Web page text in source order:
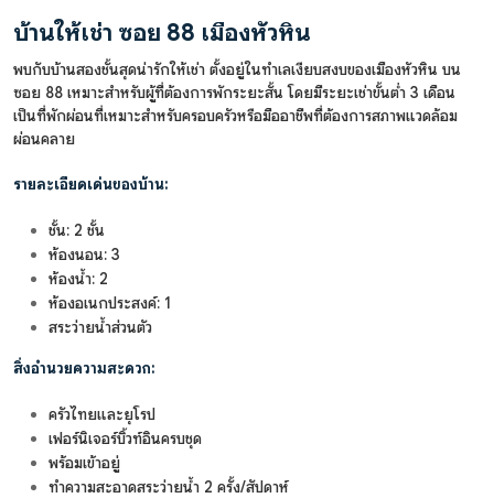
บ้านให้เช่า ซอย 88 เมืองหัวหิน
พบกับบ้านสองชั้นสุดน่ารักให้เช่า ตั้งอยู่ในทำเลเงียบสงบของเมืองหัวหิน บน
ซอย 88 เหมาะสำหรับผู้ที่ต้องการพักระยะสั้น โดยมีระยะเช่าขั้นต่ำ 3 เดือน
เป็นที่พักผ่อนที่เหมาะสำหรับครอบครัวหรือมืออาชีพที่ต้องการสภาพแวดล้อม
ผ่อนคลาย
รายละเอียดเด่นของบ้าน:
ชั้น: 2 ชั้น
ห้องนอน: 3
ห้องน้ำ: 2
ห้องอเนกประสงค์: 1
สระว่ายน้ำส่วนตัว
สิ่งอำนวยความสะดวก:
ครัวไทยและยุโรป
เฟอร์นิเจอร์บิ้วท์อินครบชุด
พร้อมเข้าอยู่
ทำความสะอาดสระว่ายน้ำ 2 ครั้ง/สัปดาห์